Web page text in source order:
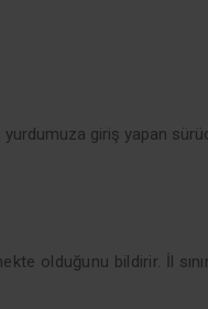
yurdumuza giriş yapan
olduğunu bildirir. İl